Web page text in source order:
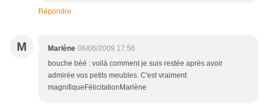
Répondre
M Marlène 06/06/2009 17:56
bouche béé : voilà comment je suis restée après avoir
admirée vos petits meubles. C'est vraiment
magnifiqueFélicitationMarlène